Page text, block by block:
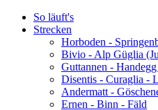
So läuft's
Strecken
Horboden -
Bivio - Alp Güglia
Guttannen -
Disentis - Curaglia -
Andermatt -
Ernen - Binn - Fäld